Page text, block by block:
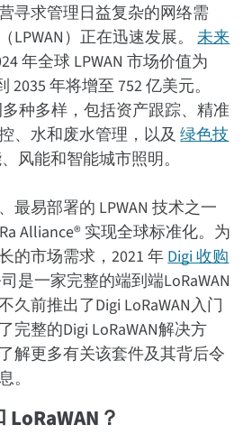
寻求管理日益复杂的网络需
LPWAN）正在迅速发展。未来
年全球 LPWAN 市场价值为
2035 年将增至 752 亿美元。
多种多样，包括资产跟踪、精准
、水和废水管理，以及绿色技
风能和智能城市照明。
最易部署的 LPWAN 技术之一
Alliance® 实现全球标准化。为
的市场需求，2021 年 Digi 收购
是一家完整的端到端LoRaWAN
久前推出了Digi LoRaWAN入门
完整的Digi LoRaWAN解决方
解更多有关该套件及其背后令
。
？